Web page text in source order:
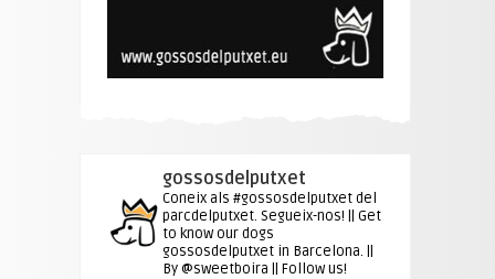
gossosdelputxet
Coneix als #gossosdelputxet del
parcdelputxet. Segueix-nos! || Get
to know our dogs
gossosdelputxet in Barcelona. ||
By @sweetboira || Follow us!